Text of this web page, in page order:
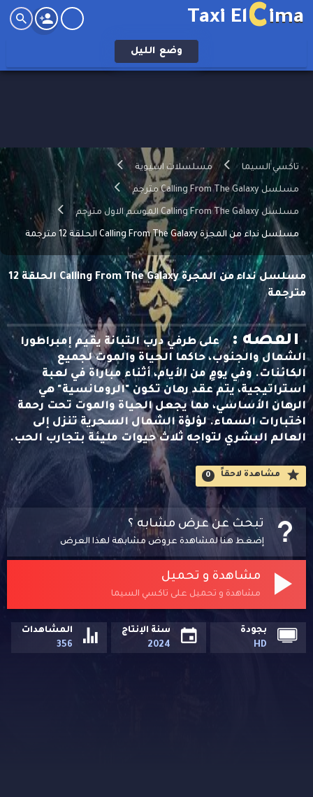
Taxi ElCima
وضع الليل
تاكسي السيما مسلسلات اسيوية
مسلسل Calling From The Galaxy مترجم
مسلسل Calling From The Galaxy الموسم الاول مترجم
مسلسل نداء من المجرة Calling From The Galaxy الحلقة 12 مترجمة
مسلسل نداء من المجرة Calling From The Galaxy الحلقة 12
مترجمة
القصه : على طرفي درب التبانة يقيم إمبراطورا
الشمال والجنوب، حاكما الحياة والموت لجميع
الكائنات. وفي يومٍ من الأيام، أثناء مباراة في لعبة
استراتيجية، يتم عقد رهان تكون "الرومانسية" هي
الرهان الأساسي، مما يجعل الحياة والموت تحت رحمة
اختبارات السماء. لؤلؤة الشمال السحرية تنزل إلى
العالم البشري لتواجه ثلاث حيوات مليئة بتجارب الحب.
مشاهدة لاحقاََ 0
تبحث عن عرض مشابه ؟
إضغط هنا لمشاهدة عروض مشابهة لهذا العرض
مشاهدة و تحميل
مشاهدة و تحميل على تاكسي السيما
بجودة
HD
سنة الإنتاج
2024
المشاهدات
356